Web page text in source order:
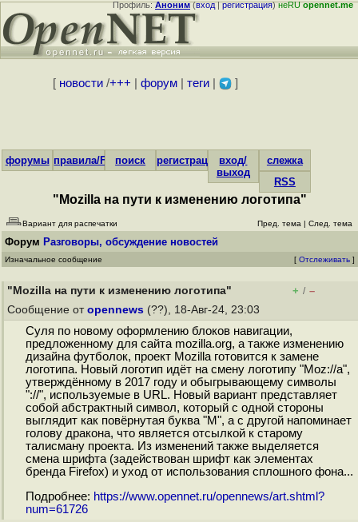
Профиль:Аноним(вход|регистрация)неRUopennet.me
[ новости/+++ форум| теги| ]
форумы правила/FAQпоиск регистрациявход/
выход
слежка
RSS
"Mozilla на пути к изменению логотипа"
Вариант для распечатки Пред. тема | След. тема
Форум Разговоры, обсуждение новостей
Изначальное сообщение [ Отслеживать ]
"Mozilla на пути к изменению логотипа" + / –
Сообщение от opennews (??), 18-Авг-24, 23:03
Суля по новому оформлению блоков навигации,
предложенному для сайта mozilla.org, а также изменению
дизайна футболок, проект Mozilla готовится к замене
логотипа. Новый логотип идёт на смену логотипу "Moz://a",
утверждённому в 2017 году и обыгрывающему символы
"://", используемые в URL. Новый вариант представляет
собой абстрактный символ, который с одной стороны
выглядит как повёрнутая буква "M", а с другой напоминает
голову дракона, что является отсылкой к старому
талисману проекта. Из изменений также выделяется
смена шрифта (задействован шрифт как элементах
бренда Firefox) и уход от использования сплошного фона...
Подробнее: https://www.opennet.ru/opennews/art.shtml?
num=61726